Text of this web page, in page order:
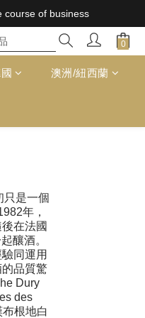
course of business
course of business
course of business
澳洲/紐西蘭
只是一個
年，
在法國
釀酒。
同運用
品質驚
Dury
des
根地白